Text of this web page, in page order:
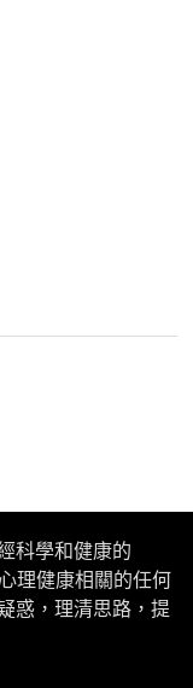
科學和健康的
理健康相關的任何
惑，理清思路，提